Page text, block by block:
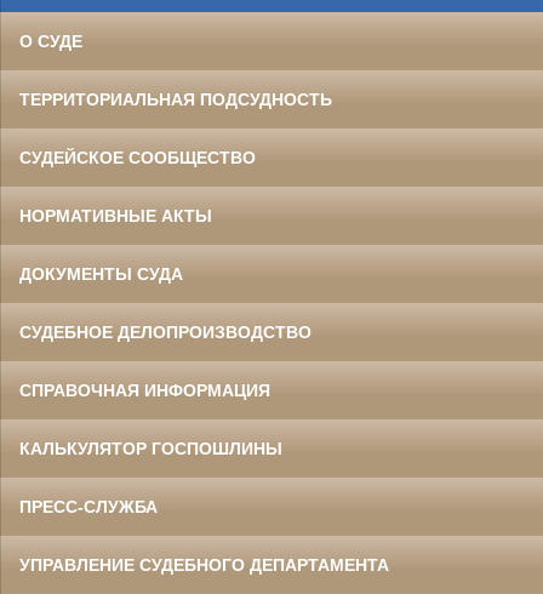
О СУДЕ
ТЕРРИТОРИАЛЬНАЯ ПОДСУДНОСТЬ
СУДЕЙСКОЕ СООБЩЕСТВО
НОРМАТИВНЫЕ АКТЫ
ДОКУМЕНТЫ СУДА
СУДЕБНОЕ ДЕЛОПРОИЗВОДСТВО
СПРАВОЧНАЯ ИНФОРМАЦИЯ
КАЛЬКУЛЯТОР ГОСПОШЛИНЫ
ПРЕСС-СЛУЖБА
УПРАВЛЕНИЕ СУДЕБНОГО ДЕПАРТАМЕНТА